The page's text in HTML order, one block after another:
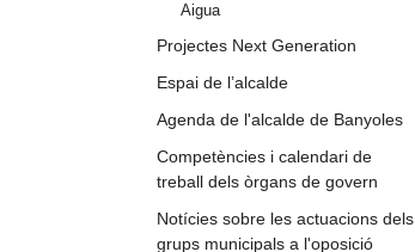
Aigua
Projectes Next Generation
Espai de l’alcalde
Agenda de l'alcalde de Banyoles
Competències i calendari de
treball dels òrgans de govern
Notícies sobre les actuacions dels
grups municipals a l'oposició